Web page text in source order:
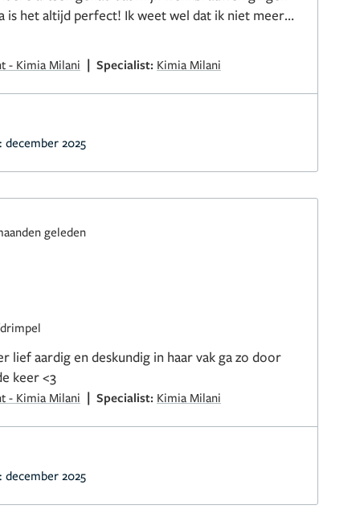
is het altijd perfect! Ik weet wel dat ik niet meer
- Kimia Milani | Specialist: Kimia Milani
december 2025
geleden
lief aardig en deskundig in haar vak ga zo door
keer <3
- Kimia Milani | Specialist: Kimia Milani
december 2025